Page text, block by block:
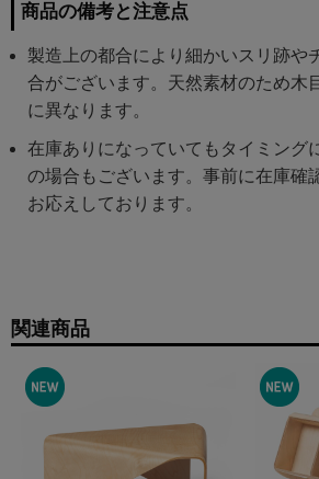
商品の備考と注意点
製造上の都合により細かいスリ跡や
合がございます。天然素材のため木
に異なります。
在庫ありになっていてもタイミング
の場合もございます。事前に在庫確
お応えしております。
関連商品